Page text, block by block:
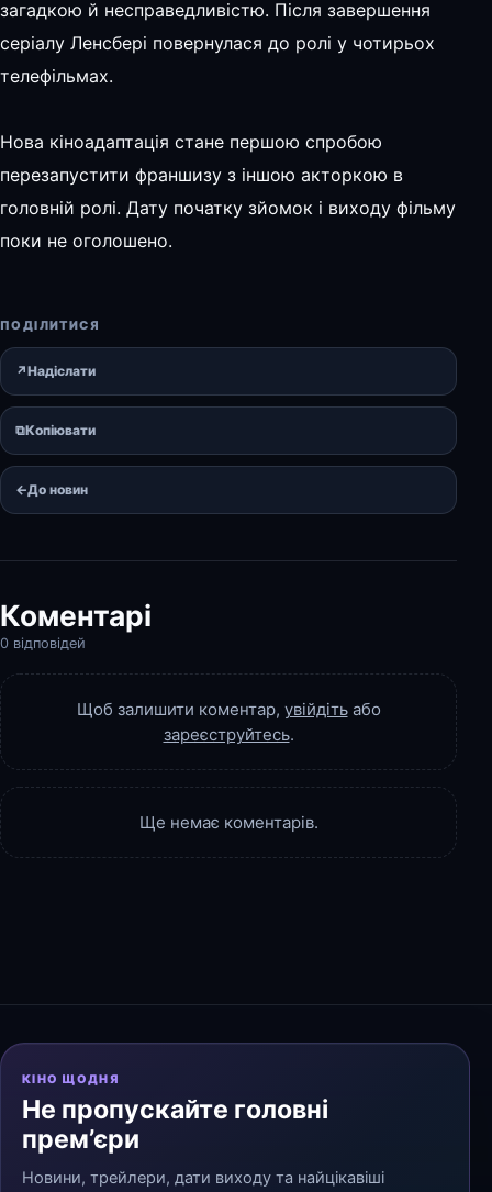
загадкою й несправедливістю. Після завершення
серіалу Ленсбері повернулася до ролі у чотирьох
телефільмах.
Нова кіноадаптація стане першою спробою
перезапустити франшизу з іншою акторкою в
головній ролі. Дату початку зйомок і виходу фільму
поки не оголошено.
ПОДІЛИТИСЯ
↗Надіслати
⧉Копіювати
←До новин
Коментарі
0 відповідей
Щоб залишити коментар, увійдітьабо
зареєструйтесь.
Ще немає коментарів.
КІНО ЩОДНЯ
Не пропускайте головні
прем’єри
Новини, трейлери, дати виходу та найцікавіші